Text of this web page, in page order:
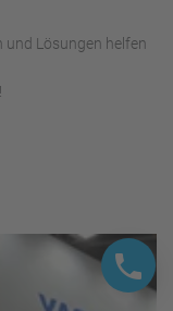
und Lösungen helfen